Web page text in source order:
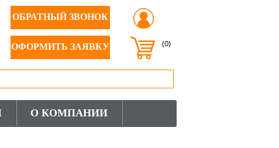
О КОМПАНИИ
ОБРАТНЫЙ ЗВОНОК
ОФОРМИТЬ ЗАЯВКУ (0)